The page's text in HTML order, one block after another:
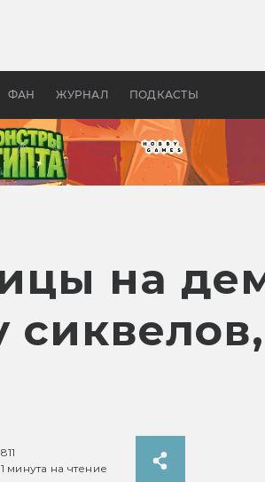
ФАН ЖУРНАЛ ПОДКАСТЫ
Древней Грецией
на
811
1 минута на чтение